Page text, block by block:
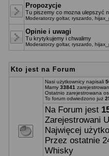
Propozycje
Tu piszemy co mozna ulepszyć
Moderatorzy goltar, ryszardo
Opinie i uwagi
Tu krytykujemy i chwalimy
Moderatorzy goltar, ryszardo
Kto jest na Forum
Nasi użytkownicy napisali
Mamy 33841
Ostatnio zarejestrowana
To forum odwiedzono już
Na Forum jest
Zarejestrowani
Najwięcej
Przez ostatnie
Whisky